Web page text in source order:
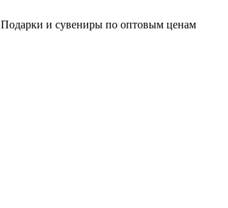
Подарки и сувениры по оптовым ценам